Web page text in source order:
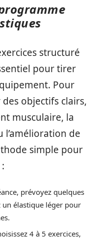
structuré
pour tirer
Pour
objectifs clairs,
musculaire, la
de
simple pour
prévoyez quelques
élastique léger pour
4 à 5 exercices,